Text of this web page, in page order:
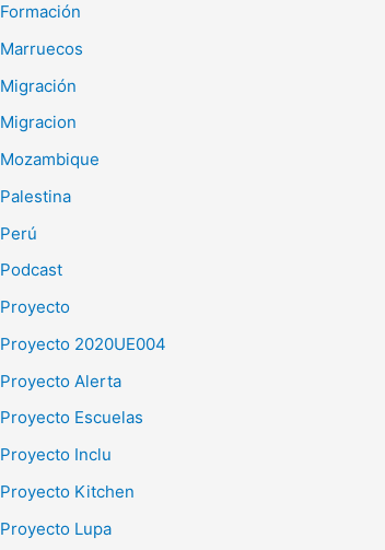
Formación
Marruecos
Migración
Migracion
Mozambique
Palestina
Perú
Podcast
Proyecto
Proyecto 2020UE004
Proyecto Alerta
Proyecto Escuelas
Proyecto Inclu
Proyecto Kitchen
Proyecto Lupa